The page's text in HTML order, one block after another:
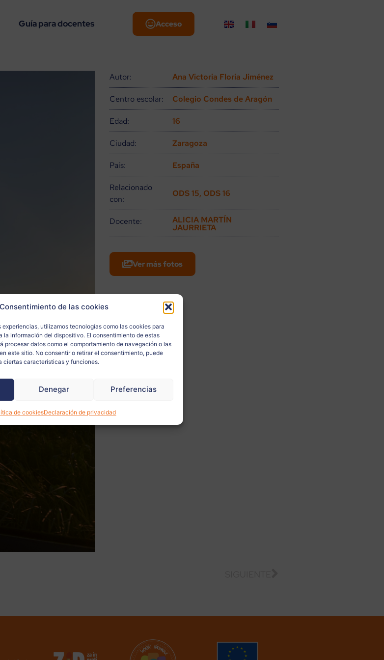
Consentimiento de las cookies
experiencias, utilizamos tecnologías como las cookies para
la información del dispositivo. El consentimiento de estas
procesar datos como el comportamiento de navegación o las
este sitio. No consentir o retirar el consentimiento, puede
ciertas características y funciones.
Denegar Preferencias
de cookiesDeclaración de privacidad
Guía para docentes Acceso
Autor: Ana Victoria Floria Jiménez
Centro escolar: Colegio Condes de Aragón
Edad: 16
Ciudad: Zaragoza
País: España
Relacionado
con:
ODS 15, ODS 16
Docente: ALICIA MARTÍN
JAURRIETA
Ver más fotos